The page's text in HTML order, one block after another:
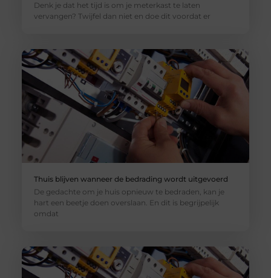
Denk je dat het tijd is om je meterkast te laten
vervangen? Twijfel dan niet en doe dit voordat er
Thuis blijven wanneer de bedrading wordt uitgevoerd
De gedachte om je huis opnieuw te bedraden, kan je
hart een beetje doen overslaan. En dit is begrijpelijk
omdat